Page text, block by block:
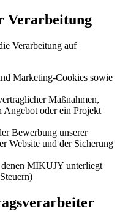
Verarbeitung
Verarbeitung auf
Marketing-Cookies sowie
Maßnahmen,
Angebot oder ein Projekt
Bewerbung unserer
Website und der Sicherung
MIKUJY unterliegt